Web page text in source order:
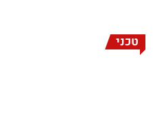
טכני